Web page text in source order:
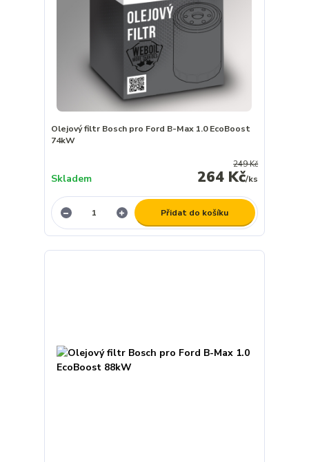
Olejový filtr Bosch pro Ford B-Max 1.0 EcoBoost
74kW
249 Kč
264 Kč/ks
Skladem
Přidat do košíku